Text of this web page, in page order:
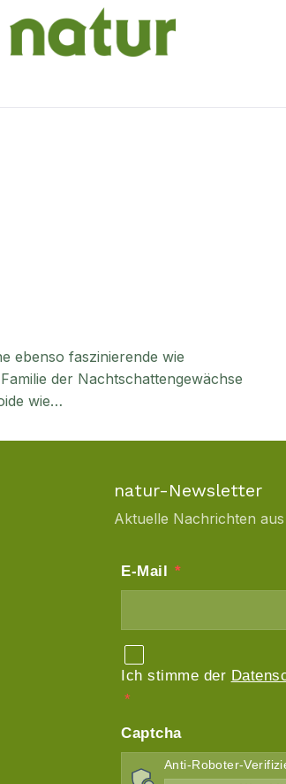
ebenso faszinierende wie
der Nachtschattengewächse
wie…
natur-Newsletter
Aktuelle Nachrichten